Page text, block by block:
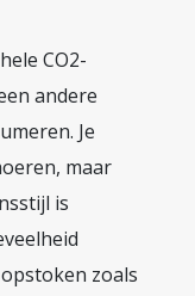
CO2-
andere
Je
maar
is
zoals